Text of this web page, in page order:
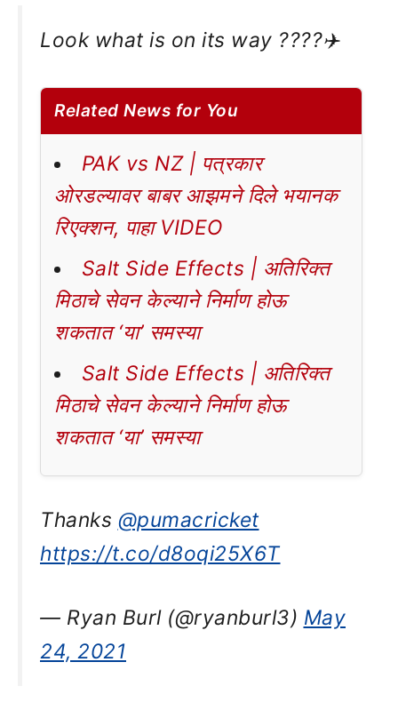
Look what is on its way ????✈️
Related News for You
PAK vs NZ | पत्रकार
ओरडल्यावर बाबर आझमने दिले भयानक
रिएक्शन, पाहा VIDEO
Salt Side Effects | अतिरिक्त
मिठाचे सेवन केल्याने निर्माण होऊ
शकतात ‘या’ समस्या
Salt Side Effects | अतिरिक्त
मिठाचे सेवन केल्याने निर्माण होऊ
शकतात ‘या’ समस्या
Thanks @pumacricket
https://t.co/d8oqi25X6T
— Ryan Burl (@ryanburl3) May
24, 2021